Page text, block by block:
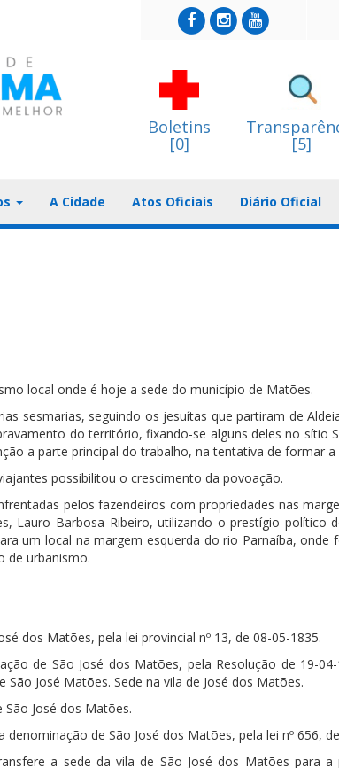
Boletins
[0] [5]
A Cidade Atos Oficiais Diário Oficial
local onde é hoje a sede do município de Matões.
sesmarias, seguindo os jesuítas que partiram de
do território, fixando-se alguns deles no sítio
a parte principal do trabalho, na tentativa de formar a
possibilitou o crescimento da povoação.
pelos fazendeiros com propriedades nas
Lauro Barbosa Ribeiro, utilizando o prestígio político
um local na margem esquerda do rio Parnaíba, onde
de urbanismo.
dos Matões, pela lei provincial nº 13, de 08-05-1835.
de São José dos Matões, pela Resolução de 19-
São José Matões. Sede na vila de José dos Matões.
José dos Matões.
de São José dos Matões, pela lei nº 656,
a sede da vila de São José dos Matões para